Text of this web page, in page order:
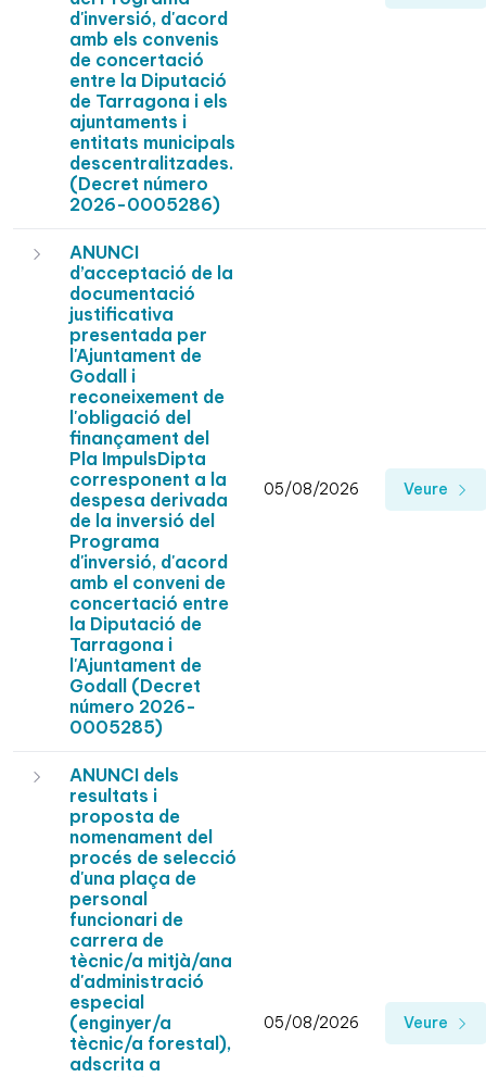
d'inversió, d'acord
amb els convenis
de concertació
entre la Diputació
de Tarragona i els
ajuntaments i
entitats municipals
descentralitzades.
(Decret número
2026-0005286)
ANUNCI
d’acceptació de la
documentació
justificativa
presentada per
l'Ajuntament de
Godall i
reconeixement de
l'obligació del
finançament del
Pla ImpulsDipta
corresponent a la
despesa derivada
de la inversió del
Programa
d'inversió, d'acord
amb el conveni de
concertació entre
la Diputació de
Tarragona i
l'Ajuntament de
Godall (Decret
número 2026-
0005285)
05/08/2026 Veure
ANUNCI dels
resultats i
proposta de
nomenament del
procés de selecció
d'una plaça de
personal
funcionari de
carrera de
tècnic/a mitjà/ana
d'administració
especial
(enginyer/a
tècnic/a forestal),
adscrita a
05/08/2026 Veure